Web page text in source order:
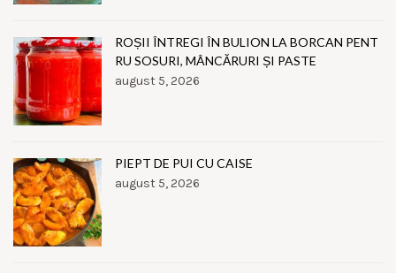
ROȘII ÎNTREGI ÎN BULION LA BORCAN PENT
RU SOSURI, MÂNCĂRURI ȘI PASTE
august 5, 2026
PIEPT DE PUI CU CAISE
august 5, 2026